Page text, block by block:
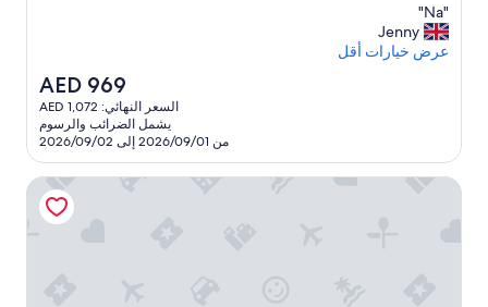
2.5
نجمة
10،
جيد
جدًا،
"
N
a
"Na"
Jenny
عرض خيارات أقل
السعر
الحالي
هو
AED
969
AED 969
السعر النهائي: AED 1,072
يشمل الضرائب والرسوم
من 2026/09/01 إلى 2026/09/02
وودلاند إنز